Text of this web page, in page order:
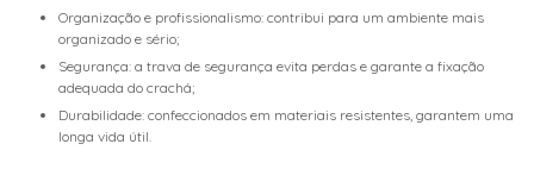
Organização e profissionalismo: contribui para um ambiente mais
organizado e sério;
Segurança: a trava de segurança evita perdas e garante a fixação
adequada do crachá;
Durabilidade: confeccionados em materiais resistentes, garantem uma
longa vida útil.